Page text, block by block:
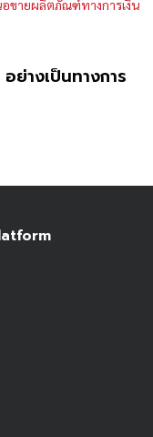
ขายผลิตภัณฑ์ทางการเงิน
ย่างเป็นทางการ